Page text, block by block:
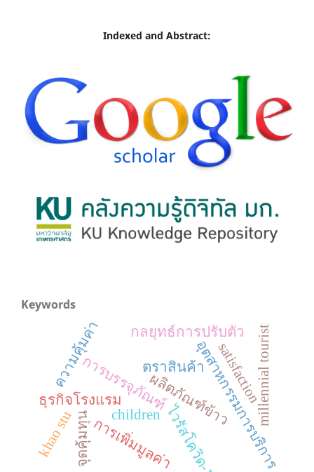
Indexed and Abstract:
Keywords
ไวรัสโควิด-19
ผลิตภัณฑ์ข้าว
การเพิ่มมูลค่า
การบรรจุภัณฑ์ตราสินค้าอุตสาหกรรมการบริการ
ธุรกิจโรงแรม
กลยุทธ์การปรับตัว
จุดคุ้มทุน
ความคุ้มค่า satisfactionmillennial tourist
children
khao stu